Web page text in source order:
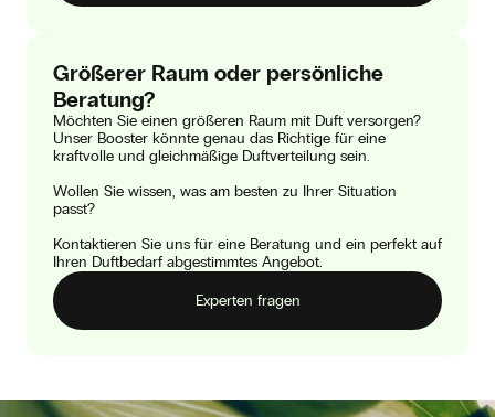
Größerer Raum oder persönliche
Beratung?
Möchten Sie einen größeren Raum mit Duft versorgen?
Unser Booster könnte genau das Richtige für eine
kraftvolle und gleichmäßige Duftverteilung sein.
Wollen Sie wissen, was am besten zu Ihrer Situation
passt?
Kontaktieren Sie uns für eine Beratung und ein perfekt auf
Ihren Duftbedarf abgestimmtes Angebot.
Experten fragen